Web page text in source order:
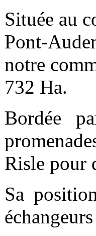
Située au
Pont-
notre
732 Ha.
Bordée
Risle pour
Sa